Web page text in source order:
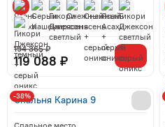
119 088 ₽
194 365 ₽
Спальня Карина 9
Спальное место
-38%